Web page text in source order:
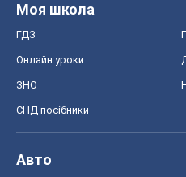
Моя школа
ГДЗ
Онлайн уроки
ЗНО
СНД посібники
Авто